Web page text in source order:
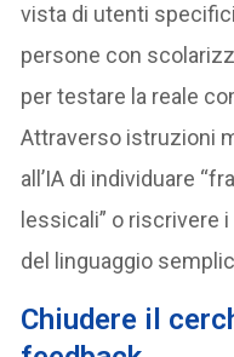
vista di utenti
persone con
per testare la reale
Attraverso istruzioni
all’IA di individuare
lessicali” o riscrivere
del linguaggio
Chiudere il